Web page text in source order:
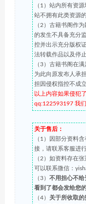
（1）站内所有资
站不拥有此类资源
（2）古籍书阁作
的发生不具备充分
控并出示充分版权
法转载作品以及停
（3）古籍书阁在
为此向原发布人承
担因侵权指控不成
以上内容如果侵犯
qq:122593197 我
关于售后：
（1）因部分资料
接，请联系客服进
（2）如资料存在
可以联系微信：
（3） 不用担心不给
看到了都会发给您
（4） 关于所收取